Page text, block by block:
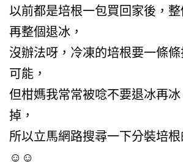
以前都是培根一包買回家後，
再整個退冰，
沒辦法呀，冷凍的培根要一條
可能，
但柑媽我常常被唸不要退冰再
掉，
所以立馬網路搜尋一下分裝培
☺☺